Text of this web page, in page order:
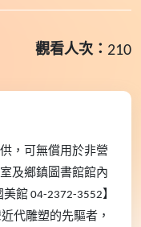
觀看人次： 210
，可無償用於非營
及鄉鎮圖書館館內
館 04-2372-3552】
代雕塑的先驅者，